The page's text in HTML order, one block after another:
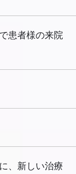
患者様の来院
、新しい治療